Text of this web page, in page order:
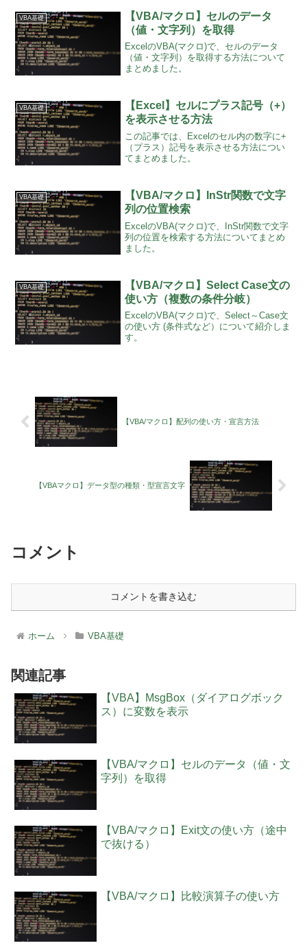
VBA基礎
【VBA/マクロ】セルのデータ
（値・文字列）を取得
ExcelのVBA(マクロ)で、セルのデータ
（値・文字列）を取得する方法について
まとめました。
VBA基礎
【Excel】セルにプラス記号（+）
を表示させる方法
この記事では、Excelのセル内の数字に+
（プラス）記号を表示させる方法につい
てまとめました。
VBA基礎
【VBA/マクロ】InStr関数で文字
列の位置検索
ExcelのVBA(マクロ)で、InStr関数で文字
列の位置を検索する方法についてまとめ
ました。
VBA基礎
【VBA/マクロ】Select Case文の
使い方（複数の条件分岐）
ExcelのVBA(マクロ)で、Select～Case文
の使い方 (条件式など）について紹介しま
す。
【VBA/マクロ】配列の使い方・宣言方法
【VBAマクロ】データ型の種類・型宣言文字
コメント
コメントを書き込む
ホーム VBA基礎
関連記事
【VBA】MsgBox（ダイアログボック
ス）に変数を表示
【VBA/マクロ】セルのデータ（値・文
字列）を取得
【VBA/マクロ】Exit文の使い方（途中
で抜ける）
【VBA/マクロ】比較演算子の使い方